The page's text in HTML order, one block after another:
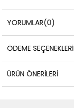
YORUMLAR(0)
ÖDEME SEÇENEKLERI
ÜRÜN ÖNERILERI